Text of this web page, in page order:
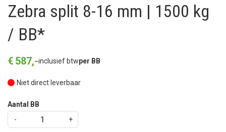
Zebra split 8-16 mm | 1500 kg
/ BB*
€ 587,-inclusief btwper BB
Niet direct leverbaar
Aantal BB